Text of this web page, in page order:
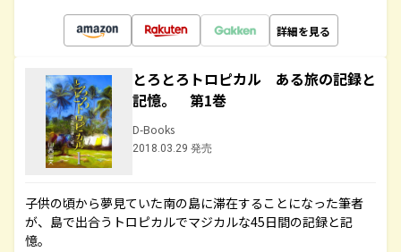
詳細を見る
とろとろトロピカル ある旅の記録と
記憶。 第1巻
D-Books
2018.03.29 発売
子供の頃から夢見ていた南の島に滞在することになった筆者
が、島で出合うトロピカルでマジカルな45日間の記録と記
憶。